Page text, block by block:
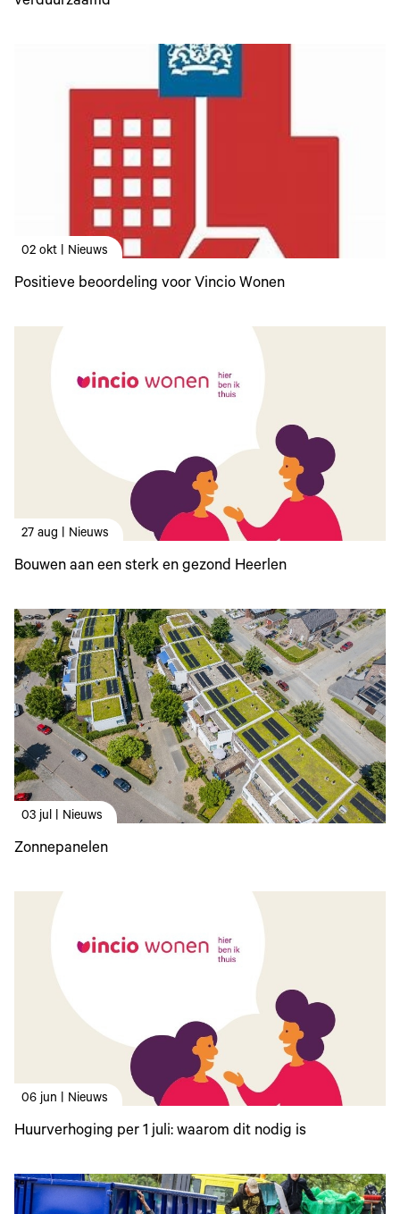
02 okt | Nieuws
Positieve beoordeling voor Vincio Wonen
27 aug | Nieuws
Bouwen aan een sterk en gezond Heerlen
03 jul | Nieuws
Zonnepanelen
06 jun | Nieuws
Huurverhoging per 1 juli: waarom dit nodig is